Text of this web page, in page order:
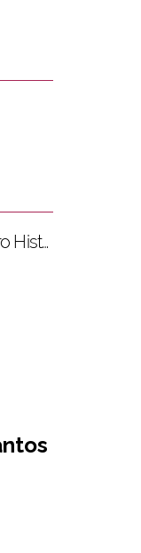
Caminhada pelo Centro Histórico